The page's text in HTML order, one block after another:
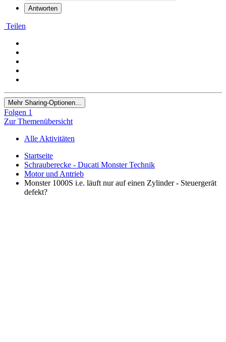
Antworten
Teilen
Mehr Sharing-Optionen...
Folgen 1
Zur Themenübersicht
Alle Aktivitäten
Startseite
Schrauberecke - Ducati Monster Technik
Motor und Antrieb
Monster 1000S i.e. läuft nur auf einen Zylinder - Steuergerät
defekt?